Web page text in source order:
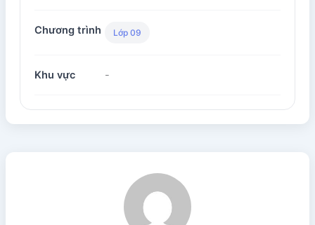
Chương trình Lớp 09
Khu vực -